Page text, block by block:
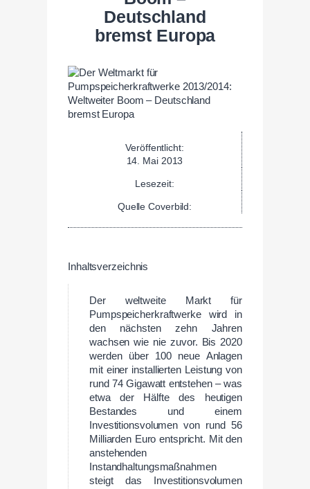
Deutschland
bremst Europa
Veröffentlicht:
14. Mai 2013
Lesezeit:
Quelle Coverbild:
Inhaltsverzeichnis
Der weltweite Markt für
Pumpspeicherkraftwerke wird in
den nächsten zehn Jahren
wachsen wie nie zuvor. Bis 2020
werden über 100 neue Anlagen
mit einer installierten Leistung von
rund 74 Gigawatt entstehen – was
etwa der Hälfte des heutigen
Bestandes und einem
Investitionsvolumen von rund 56
Milliarden Euro entspricht. Mit den
anstehenden
Instandhaltungsmaßnahmen
steigt das Investitionsvolumen